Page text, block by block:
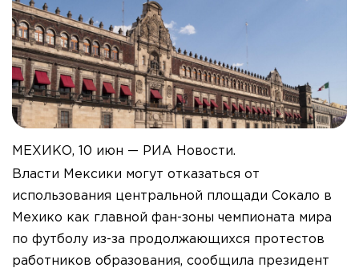
МЕХИКО, 10 июн — РИА Новости.
Власти Мексики могут отказаться от
использования центральной площади Сокало в
Мехико как главной фан-зоны чемпионата мира
по футболу из-за продолжающихся протестов
работников образования, сообщила президент